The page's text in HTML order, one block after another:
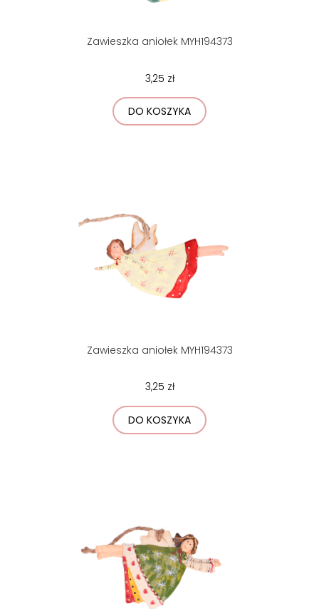
Zawieszka aniołek MYH194373
3,25 zł
DO KOSZYKA
Zawieszka aniołek MYH194373
3,25 zł
DO KOSZYKA